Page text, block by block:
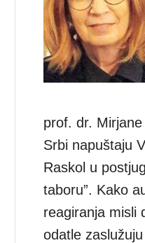
prof. dr.
Srbi napuštaju
Raskol u
taboru”. Kako
reagiranja misli
odatle